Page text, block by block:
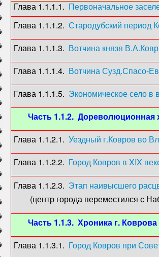
Глава 1.1.1.1. Первоначальное
Глава 1.1.1.2. Стародубский период
Глава 1.1.1.3. Вотчина князя
Глава 1.1.1.4. Вотчина Сузд.Спасо-
Глава 1.1.1.5. Экономическое село в
Часть 1.1.2. Дореволюционная
Глава 1.1.2.1. Уездный г.Ковров во
Глава 1.1.2.2. Город Ковров в XIX
Глава 1.1.2.3. Этап наивысшего
(центр города переместился с
Часть 1.1.3. Хроника г.
Глава 1.1.3.1. Город Ковров при